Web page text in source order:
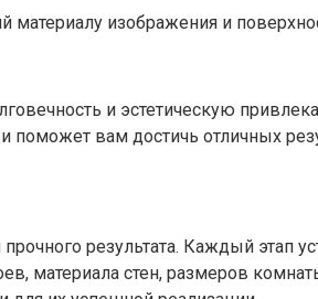
изображения и
и эстетическую
вам достичь отличных
результата. Каждый этап
материала стен, размеров